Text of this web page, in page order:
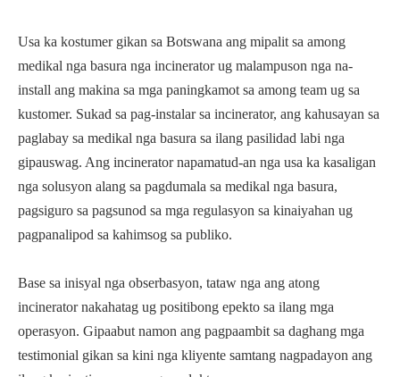
Usa ka kostumer gikan sa Botswana ang mipalit sa among
medikal nga basura nga incinerator ug malampuson nga na-
install ang makina sa mga paningkamot sa among team ug sa
kustomer. Sukad sa pag-instalar sa incinerator, ang kahusayan sa
paglabay sa medikal nga basura sa ilang pasilidad labi nga
gipauswag. Ang incinerator napamatud-an nga usa ka kasaligan
nga solusyon alang sa pagdumala sa medikal nga basura,
pagsiguro sa pagsunod sa mga regulasyon sa kinaiyahan ug
pagpanalipod sa kahimsog sa publiko.
Base sa inisyal nga obserbasyon, tataw nga ang atong
incinerator nakahatag ug positibong epekto sa ilang mga
operasyon. Gipaabut namon ang pagpaambit sa daghang mga
testimonial gikan sa kini nga kliyente samtang nagpadayon ang